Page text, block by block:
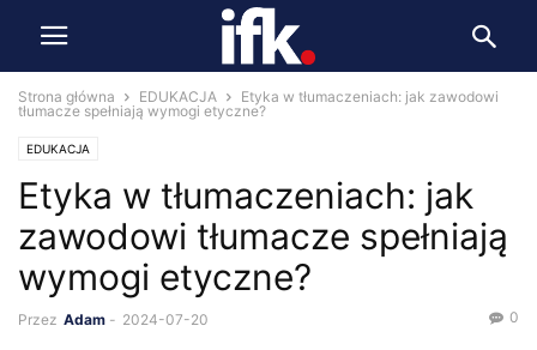
Strona główna EDUKACJA
Etyka w tłumaczeniach: jak zawodowi
tłumacze spełniają wymogi etyczne?
EDUKACJA
Etyka w tłumaczeniach: jak
zawodowi tłumacze spełniają
wymogi etyczne?
Przez Adam - 2024-07-20 0